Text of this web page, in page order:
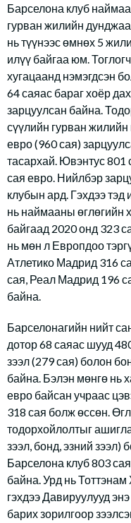
Барселона клуб
гурван жилийн
нь түүнээс өмнөх 5
илүү байгаа юм.
хугацаанд нэмэгдсэн
64 саяас бараг хоёр
зарцуулсан байна.
сүүлийн гурван
евро (960 сая)
тасархай. Ювэнтус 801
сая евро. Нийлбэр
клубын ард. Гэхдээ тэд
нь наймааны өглөгийн
байгаад 2020 онд 323
нь мөн л Европдоо
Атлетико Мадрид 316
сая, Реал Мадрид 196
байна.
Барселонагийн нийт
дотор 68 саяас шууд
зээл (279 сая) болон
байна. Бэлэн мөнгө нь
евро байсан учраас
318 сая болж өссөн.
тодорхойлолтыг
зээл, бонд, эзний
Барселона клуб 803
байна. Урд нь
гэхдээ Давируулууд
барих зорилгоор